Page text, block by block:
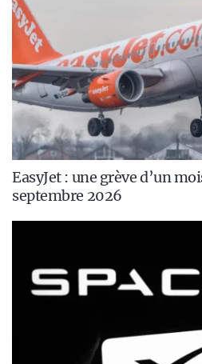
EasyJet : une grève d’un
septembre 2026